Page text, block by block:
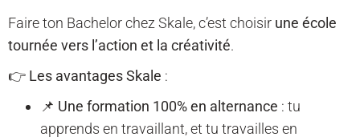
Faire ton Bachelor chez Skale, c’est choisir une école
tournée vers l’action et la créativité.
👉 Les avantages Skale :
📌 Une formation 100% en alternance : tu
apprends en travaillant, et tu travailles en